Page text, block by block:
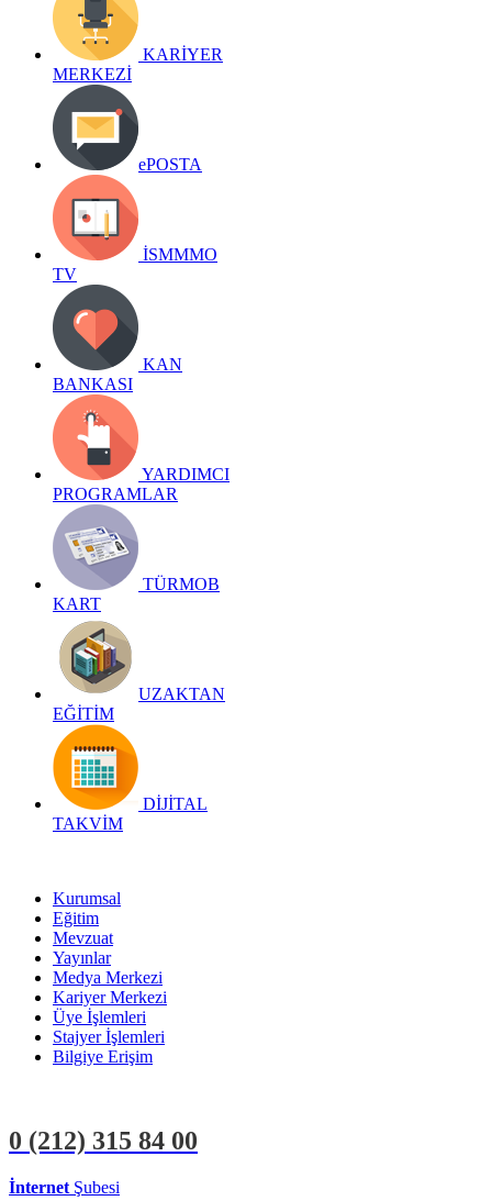
KARİYER
MERKEZİ
ePOSTA
İSMMMO
TV
KAN
BANKASI
YARDIMCI
PROGRAMLAR
TÜRMOB
KART
UZAKTAN
EĞİTİM
DİJİTAL
TAKVİM
Kurumsal
Eğitim
Mevzuat
Yayınlar
Medya Merkezi
Kariyer Merkezi
Üye İşlemleri
Stajyer İşlemleri
Bilgiye Erişim
0 (212) 315 84 00
İnternet Şubesi